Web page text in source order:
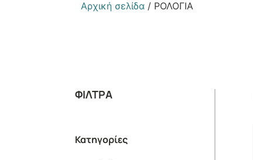
Αρχική σελίδα / ΡΟΛΟΓΙΑ
ΦΙΛΤΡΑ
Κατηγορίες